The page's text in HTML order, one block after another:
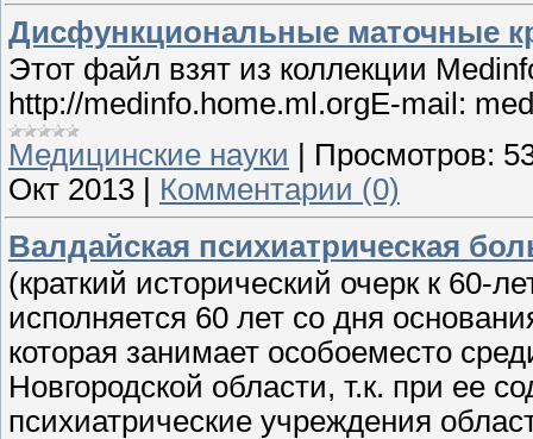
Дисфункциональные маточные
Этот файл взят из коллекции
http://medinfo.home.ml.orgE-mail:
Медицинские науки
Просмотров:
Окт 2013
Комментарии (0)
Валдайская психиатрическая
(краткий исторический очерк к 60-
исполняется 60 лет со дня
которая занимает особоеместо
Новгородской области, т.к. при ее
психиатрические учреждения